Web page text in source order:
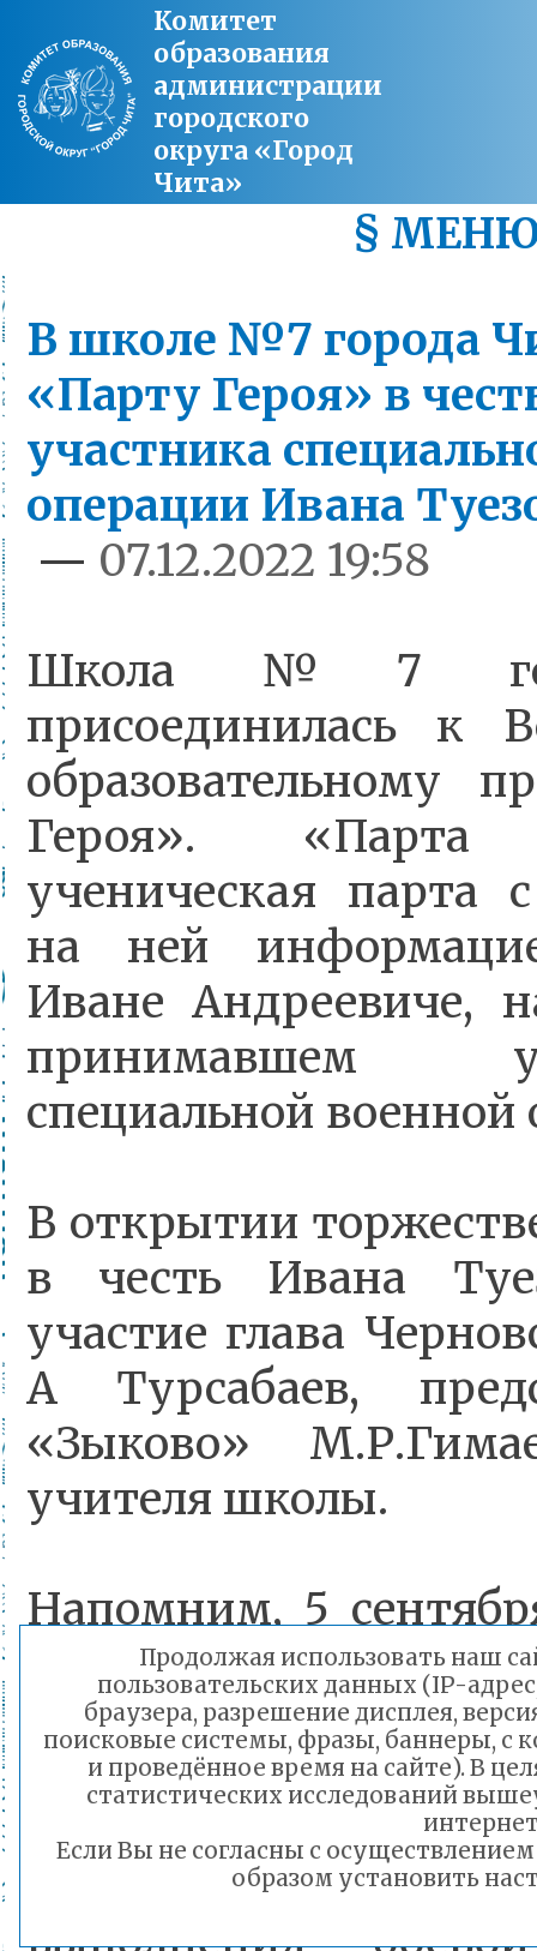
Комитет
образования
администрации
городского
округа «Город
Чита»
§
В школе №7 города
«Парту Героя» в
участника
операции Ивана
— 07.12.2022 19:58
Школа №7
присоединилась к
образовательному
Героя».
ученическая парта
на ней
Иване Андреевиче,
принимавшем
специальной военной
В открытии
в честь Ивана
участие глава
А Турсабаев,
«Зыково»
учителя школы.
Напомним, 5
время выполнения
рамках
операции
Забайкальского
Андреевич
Продолжая использовать наш
пользовательских данных (IP-
браузера, разрешение дисплея,
поисковые системы, фразы, баннеры, с
и проведённое время на сайте). В
статистических исследований
Если Вы не согласны с
образом установить